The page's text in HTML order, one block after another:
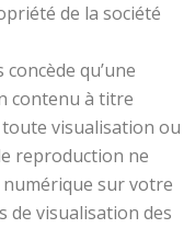
de la société
qu’une
contenu à titre
toute visualisation ou
reproduction ne
sur votre
de visualisation des